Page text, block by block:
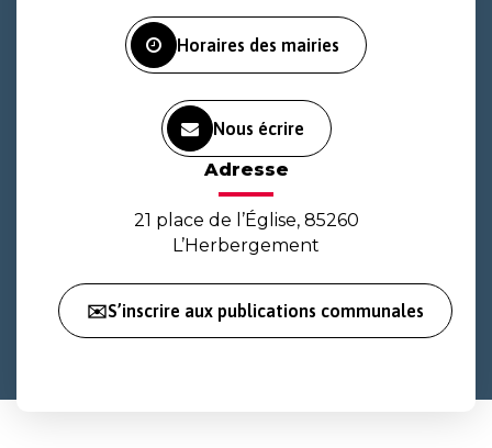
Horaires des mairies
Nous écrire
Adresse
21 place de l’Église, 85260
L’Herbergement
✉️S’inscrire aux publications communales